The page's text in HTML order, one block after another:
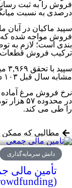
درصدی به نسبت میانگین فروش ۷
فروش مواجه شده که
بندی است؛ لازم به
ترکیب فروش قطعات
مشابه سال قبل ۱۰۳ درصد رشد درآمد تجمعی را تجربه کرده است.
نرخ فروش مرغ
در
را طی می کند.
مطالبی که ممکن
دانش سرمایه‌گذاری
تأمین مالی
(crowdfunding) چیست؟